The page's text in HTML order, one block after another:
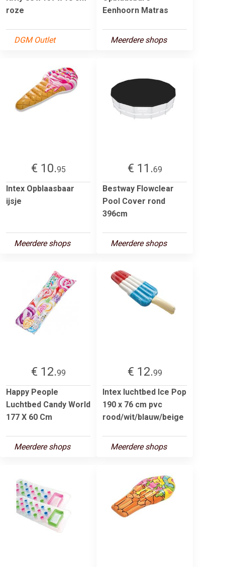
roze
DGM Outlet
Eenhoorn Matras
Meerdere shops
€ 10.95
Intex Opblaasbaar
ijsje
Meerdere shops
€ 11.69
Bestway Flowclear
Pool Cover rond
396cm
Meerdere shops
€ 12.99
Happy People
Luchtbed Candy World
177 X 60 Cm
Meerdere shops
€ 12.99
Intex luchtbed Ice Pop
190 x 76 cm pvc
rood/wit/blauw/beige
Meerdere shops